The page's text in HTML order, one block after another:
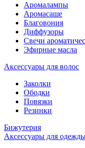
Аромалампы
Аромасаше
Благовония
Диффузоры
Свечи
Эфирные масла
Аксессуары для волос
Заколки
Ободки
Повязки
Резинки
Бижутерия
Аксессуары для